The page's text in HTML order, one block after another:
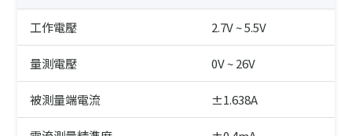
工作電壓 2.7V ~ 5.5V
量測電壓 0V ~ 26V
被測量端電流 ±1.638A